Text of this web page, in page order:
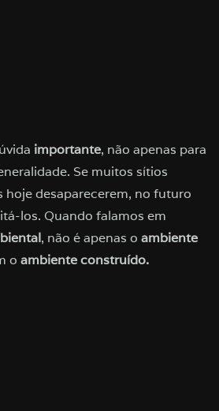
importante, não apenas para
Se muitos sítios
hoje desaparecerem, no futuro
los. Quando falamos em
, não é apenas o ambiente
o ambiente construído.